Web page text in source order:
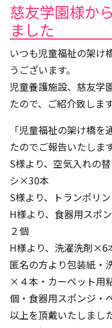
慈友学園様か
ました
いつも児童福祉の架け
うございます。
児童養護施設、慈友学
たので、ご紹介致します
「児童福祉の架け橋
たのでご報告いたします
S様より、空気入れの
シ×30本
S様より、トランポリ
H様より、食器用スポ
２個
H様より、洗濯洗剤×6
匿名の方より包装紙・
×４本・カーペット
個・食器用スポンジ
以上を頂戴いたしまし